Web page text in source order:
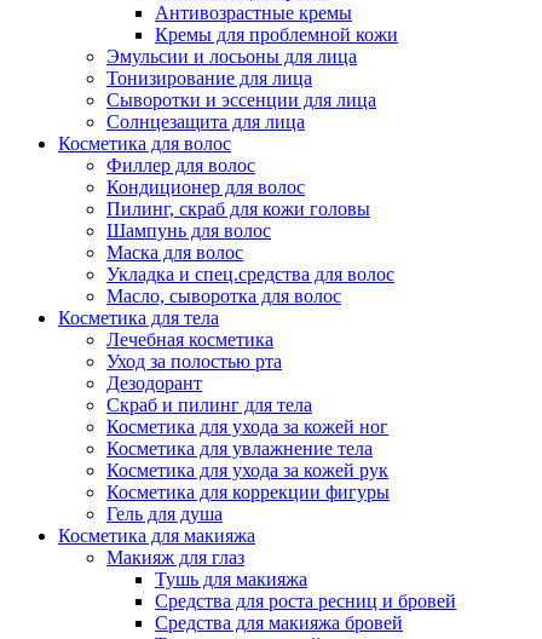
Антивозрастные кремы
Кремы для проблемной кожи
Эмульсии и лосьоны для лица
Тонизирование для лица
Сыворотки и эссенции для лица
Солнцезащита для лица
Косметика для волос
Филлер для волос
Кондиционер для волос
Пилинг, скраб для кожи головы
Шампунь для волос
Маска для волос
Укладка и спец.средства для волос
Масло, сыворотка для волос
Косметика для тела
Лечебная косметика
Уход за полостью рта
Дезодорант
Скраб и пилинг для тела
Косметика для ухода за кожей ног
Косметика для увлажнение тела
Косметика для ухода за кожей рук
Косметика для коррекции фигуры
Гель для душа
Косметика для макияжа
Макияж для глаз
Тушь для макияжа
Средства для роста ресниц и бровей
Средства для макияжа бровей